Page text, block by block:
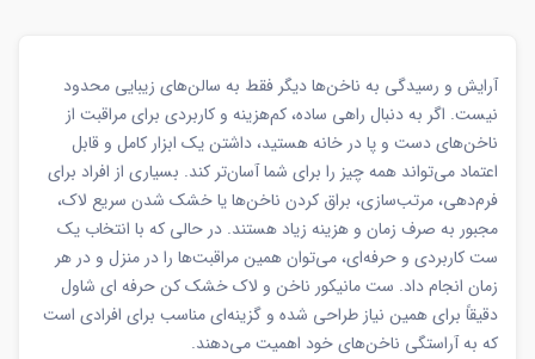
آرایش و رسیدگی به ناخن‌ها دیگر فقط به سالن‌های زیبایی محدود
نیست. اگر به دنبال راهی ساده، کم‌هزینه و کاربردی برای مراقبت از
ناخن‌های دست و پا در خانه هستید، داشتن یک ابزار کامل و قابل
اعتماد می‌تواند همه چیز را برای شما آسان‌تر کند. بسیاری از افراد برای
فرم‌دهی، مرتب‌سازی، براق کردن ناخن‌ها یا خشک شدن سریع لاک،
مجبور به صرف زمان و هزینه زیاد هستند. در حالی که با انتخاب یک
ست کاربردی و حرفه‌ای، می‌توان همین مراقبت‌ها را در منزل و در هر
زمان انجام داد. ست مانیکور ناخن و لاک خشک کن حرفه ای شاول
دقیقاً برای همین نیاز طراحی شده و گزینه‌ای مناسب برای افرادی است
که به آراستگی ناخن‌های خود اهمیت می‌دهند.